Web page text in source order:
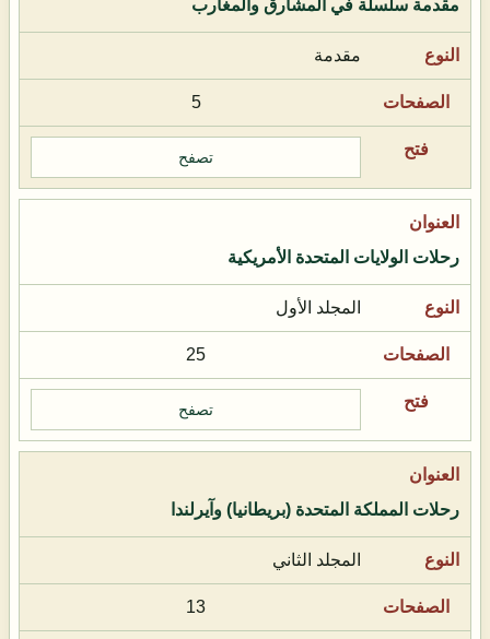
مقدمة سلسلة في المشارق والمغارب
مقدمة
5
تصفح
رحلات الولايات المتحدة الأمريكية
المجلد الأول
25
تصفح
رحلات المملكة المتحدة (بريطانيا) وآيرلندا
المجلد الثاني
13